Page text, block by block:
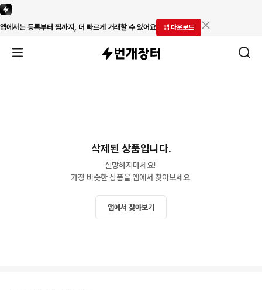
앱에서는 등록부터 찜까지, 더 빠르게 거래할 수 있어요 앱 다운로드
삭제된 상품입니다.
실망하지마세요!
가장 비슷한 상품을 앱에서 찾아보세요.
앱에서 찾아보기